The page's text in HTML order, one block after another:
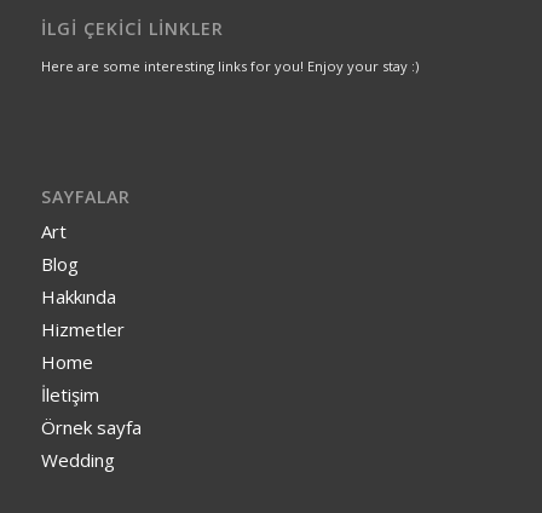
İLGI ÇEKICI LINKLER
Here are some interesting links for you! Enjoy your stay :)
SAYFALAR
Art
Blog
Hakkında
Hizmetler
Home
İletişim
Örnek sayfa
Wedding